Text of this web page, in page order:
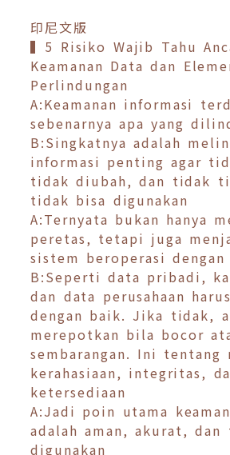
印尼文版
▍5 Risiko Wajib Tahu
Keamanan Data dan
Perlindungan
A:Keamanan informasi
sebenarnya apa yang
B:Singkatnya adalah
informasi penting agar
tidak diubah, dan tidak
tidak bisa digunakan
A:Ternyata bukan hanya
peretas, tetapi juga
sistem beroperasi dengan
B:Seperti data pribadi,
dan data perusahaan
dengan baik. Jika tidak,
merepotkan bila bocor
sembarangan. Ini tentang
kerahasiaan, integritas,
ketersediaan
A:Jadi poin utama
adalah aman, akurat, dan
digunakan